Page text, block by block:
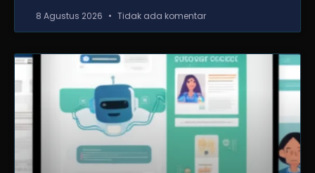
8 Agustus 2026 Tidak ada komentar